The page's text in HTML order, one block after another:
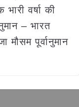
वर्षा की
– भारत
मौसम पूर्वानुमान